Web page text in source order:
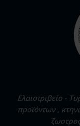
Ελαιοτριβείο -
προϊόντων ,